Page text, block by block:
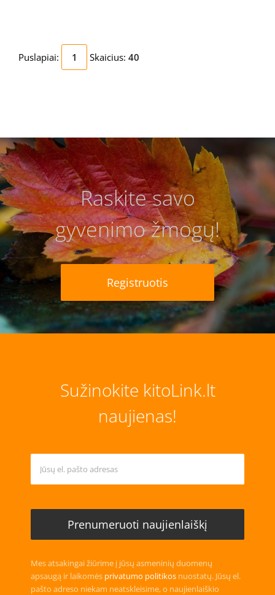
Puslapiai: 1 Skaicius: 40
Raskite savo
gyvenimo žmogų!
Registruotis
Sužinokite kitoLink.lt
naujienas!
Mes atsakingai žiūrime į jūsų asmeninių duomenų
apsaugą ir laikomės privatumo politikos nuostatų. Jūsų el.
pašto adreso niekam neatskleisime, o naujienlaiškio